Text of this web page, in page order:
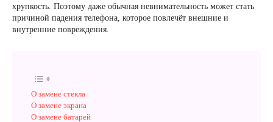
хрупкость. Поэтому даже обычная невнимательность может стать
причиной падения телефона, которое повлечёт внешние и
внутренние повреждения.
О замене стекла
О замене экрана
О замене батарей